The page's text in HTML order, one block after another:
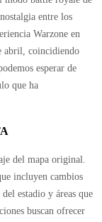
entre los
Warzone en
abril, coincidiendo
esperar de
que ha
del mapa original.
incluyen cambios
estadio y áreas que
buscan ofrecer